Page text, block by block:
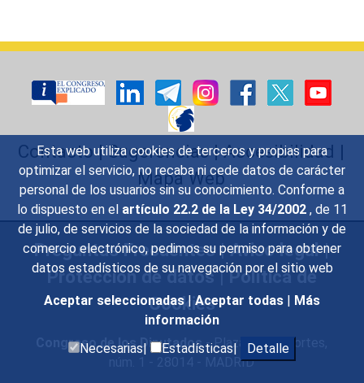
Esta web utiliza cookies de terceros y propias para
optimizar el servicio, no recaba ni cede datos de carácter
personal de los usuarios sin su conocimiento. Conforme a
lo dispuesto en el artículo 22.2 de la Ley 34/2002 , de 11
de julio, de servicios de la sociedad de la información y de
comercio electrónico, pedimos su permiso para obtener
datos estadísticos de su navegación por el sitio web
Aceptar seleccionadas | Aceptar todas | Más
información
Necesarias|
Estadísticas| Detalle
Contacto|Sugerencias|Accesibilidad |
Mapa Web
Preguntas Frecuentes|Aviso legal|
Protección de datos|Política de
Cookies
Congreso de los Diputados- Plaza de las Cortes,
núm. 1 - 28014 - MADRID